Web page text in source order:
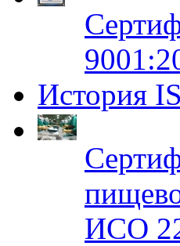
История
ИСО